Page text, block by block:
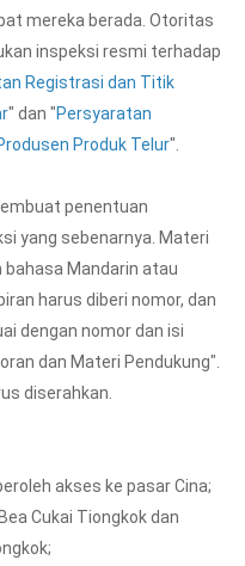
mereka berada. Otoritas
inspeksi resmi terhadap
Registrasi dan Titik
" dan "Persyaratan
Produk Telur".
penentuan
yang sebenarnya. Materi
Mandarin atau
harus diberi nomor, dan
dengan nomor dan isi
dan Materi Pendukung".
diserahkan.
akses ke pasar Cina;
Cukai Tiongkok dan